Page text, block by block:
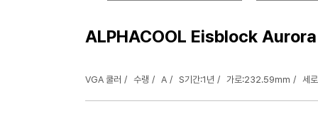
ALPHACOOL Eisblock Aurora
VGA 쿨러 수랭 A S기간:1년 가로:232.59mm 세